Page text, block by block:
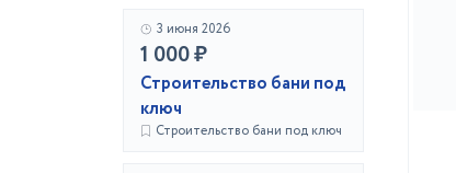
3 июня 2026
1 000 ₽
Строительство бани под
ключ
Строительство бани под ключ